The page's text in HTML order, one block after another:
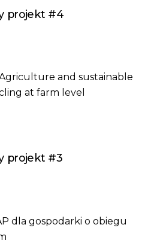
projekt #4
and sustainable
at farm level
projekt #3
dla gospodarki o obiegu